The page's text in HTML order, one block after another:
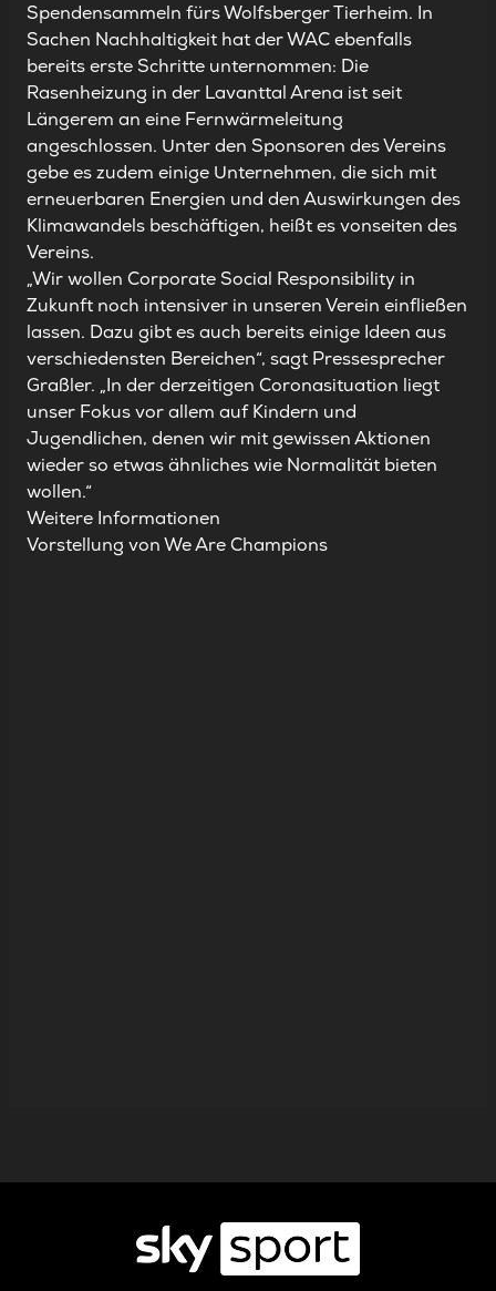
Spendensammeln fürsWolfsberger Tierheim. In
Sachen Nachhaltigkeit hat der WAC ebenfalls
bereits erste Schritte unternommen: Die
Rasenheizung in der Lavanttal Arena ist seit
Längerem an eine Fernwärmeleitung
angeschlossen. Unter den Sponsoren des Vereins
gebe es zudem einige Unternehmen, die sich mit
erneuerbaren Energien und den Auswirkungen des
Klimawandels beschäftigen, heißt es vonseiten des
Vereins.
„Wir wollen Corporate Social Responsibility in
Zukunft noch intensiver in unseren Verein einfließen
lassen. Dazu gibt es auch bereits einige Ideen aus
verschiedensten Bereichen“, sagt Pressesprecher
Graßler. „In der derzeitigen Coronasituation liegt
unser Fokus vor allem auf Kindern und
Jugendlichen, denen wir mit gewissen Aktionen
wieder so etwas ähnliches wie Normalität bieten
wollen.“
Weitere Informationen
Vorstellung von We Are Champions